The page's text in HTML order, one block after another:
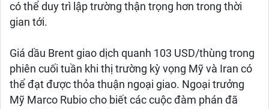
có thể duy trì lập trường thận trọng hơn trong thời
gian tới.
Giá dầu Brent giao dịch quanh 103 USD/thùng trong
phiên cuối tuần khi thị trường kỳ vọng Mỹ và Iran có
thể đạt được thỏa thuận ngoại giao. Ngoại trưởng
Mỹ Marco Rubio cho biết các cuộc đàm phán đã